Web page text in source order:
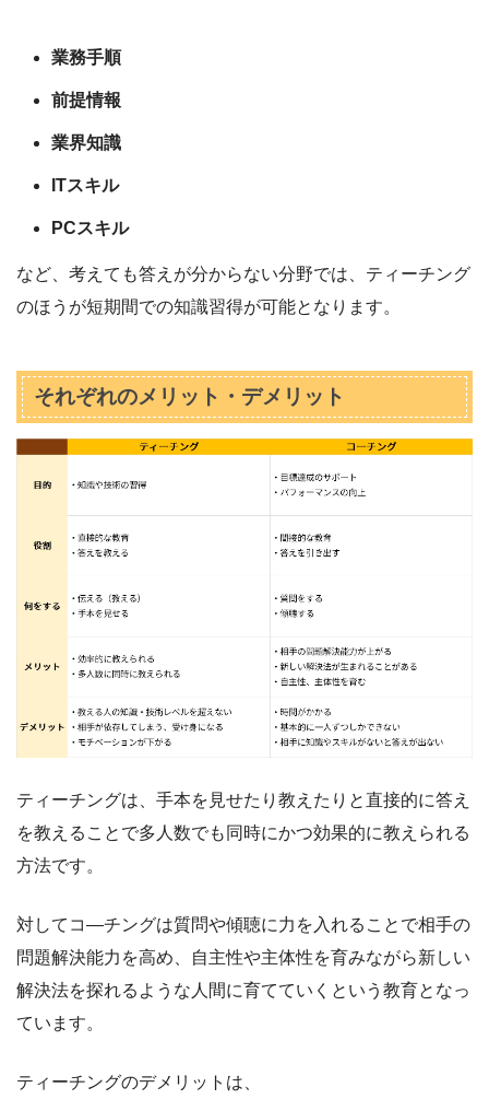
業務手順
前提情報
業界知識
ITスキル
PCスキル
など、考えても答えが分からない分野では、ティーチング
のほうが短期間での知識習得が可能となります。
それぞれのメリット・デメリット
ティーチングは、手本を見せたり教えたりと直接的に答え
を教えることで多人数でも同時にかつ効果的に教えられる
方法です。
対してコ―チングは質問や傾聴に力を入れることで相手の
問題解決能力を高め、自主性や主体性を育みながら新しい
解決法を探れるような人間に育てていくという教育となっ
ています。
ティーチングのデメリットは、